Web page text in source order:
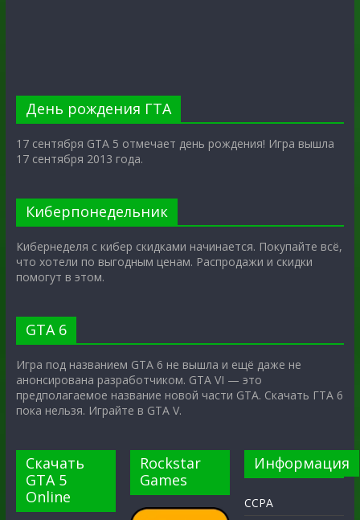
День рождения ГТА
17 сентября GTA 5 отмечает день рождения! Игра вышла
17 сентября 2013 года.
Киберпонедельник
Кибернеделя с кибер скидками начинается. Покупайте всё,
что хотели по выгодным ценам. Распродажи и скидки
помогут в этом.
GTA 6
Игра под названием GTA 6 не вышла и ещё даже не
анонсирована разработчиком. GTA VI — это
предполагаемое название новой части GTA. Скачать ГТА 6
пока нельзя. Играйте в GTA V.
Скачать
GTA 5
Online
Rockstar
Games
Информация
CCPA